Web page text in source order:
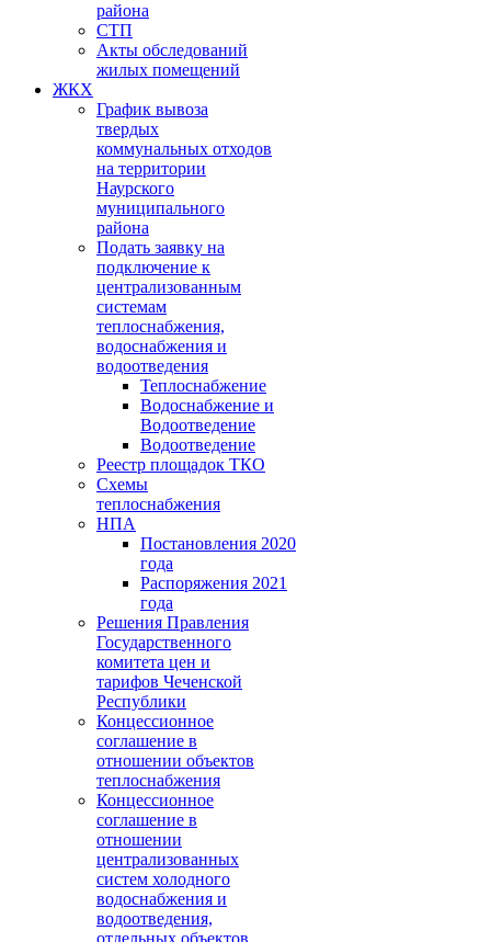
района
СТП
Акты обследований
жилых помещений
ЖКХ
График вывоза
твердых
коммунальных отходов
на территории
Наурского
муниципального
района
Подать заявку на
подключение к
централизованным
системам
теплоснабжения,
водоснабжения и
водоотведения
Теплоснабжение
Водоснабжение и
Водоотведение
Водоотведение
Реестр площадок ТКО
Схемы
теплоснабжения
НПА
Постановления 2020
года
Распоряжения 2021
года
Решения Правления
Государственного
комитета цен и
тарифов Чеченской
Республики
Концессионное
соглашение в
отношении объектов
теплоснабжения
Концессионное
соглашение в
отношении
централизованных
систем холодного
водоснабжения и
водоотведения,
отдельных объектов